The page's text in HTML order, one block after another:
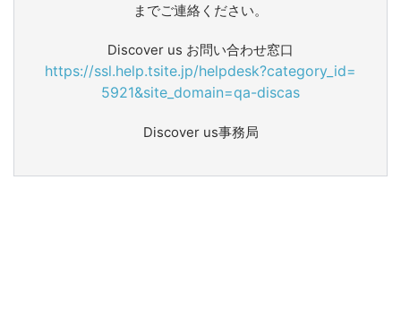
までご連絡ください。
Discover us お問い合わせ窓口
https://ssl.help.tsite.jp/helpdesk?category_id=
5921&site_domain=qa-discas
Discover us事務局